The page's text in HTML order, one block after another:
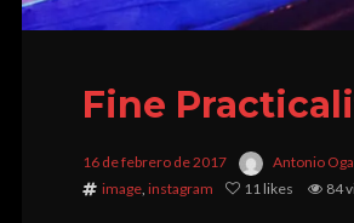
Fine
16 de febrero de 2017 Antonio
image, instagram 11 likes 84